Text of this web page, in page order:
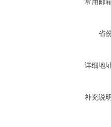
常用邮
省
详细地
补充说